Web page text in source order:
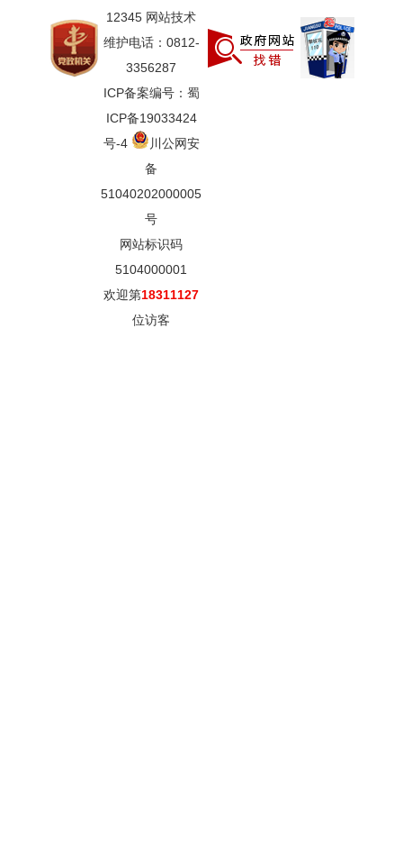
12345 网站技术
维护电话：0812-
3356287
ICP备案编号：蜀
ICP备19033424
号-4
川公网安
备
51040202000005
号
网站标识码
5104000001
欢迎第18311127
位访客